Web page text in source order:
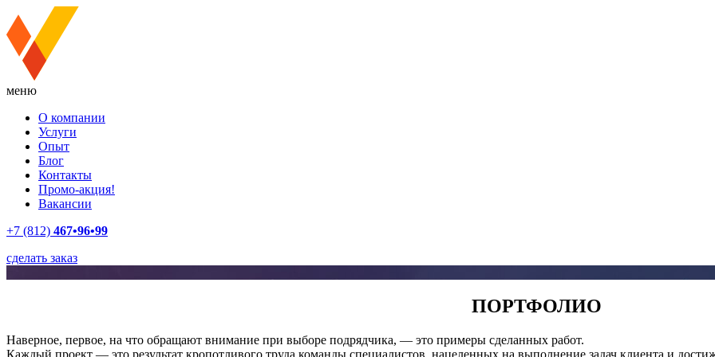
меню
О компании
Услуги
Опыт
Блог
Контакты
Промо-акция!
Вакансии
+7 (812) 467•96•99
сделать заказ
ПОРТФОЛИО
Наверное, первое, на что обращают внимание при выборе подрядчика, — это примеры сделанных работ.
Каждый проект — это результат кропотливого труда команды специалистов, нацеленных на выполнение задач клиента и